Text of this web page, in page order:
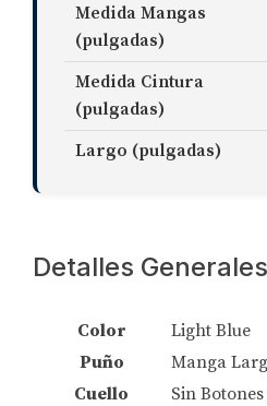
Medida Mangas
(pulgadas)
Medida Cintura
(pulgadas)
Largo (pulgadas)
Detalles Generales
Color
Light Blue
Puño
Manga
Cuello
Sin